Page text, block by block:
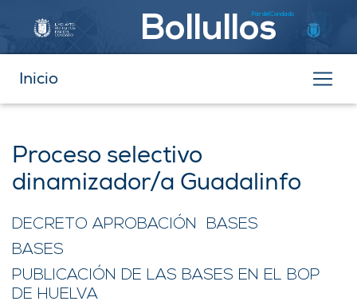
Par del Condado
Bollullos
Inicio
Proceso selectivo
dinamizador/a Guadalinfo
DECRETO APROBACIÓN BASES
BASES
PUBLICACIÓN DE LAS BASES EN EL BOP
DE HUELVA